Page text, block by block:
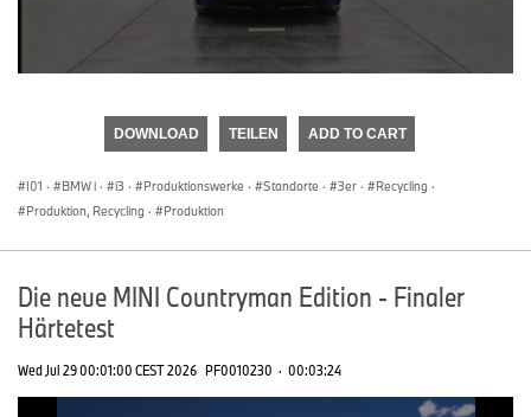
DOWNLOAD TEILEN ADD TO CART
I01 · BMW i · i3 · Produktionswerke · Standorte · 3er · Recycling ·
Produktion, Recycling · Produktion
Die neue MINI Countryman Edition - Finaler
Härtetest
Wed Jul 29 00:01:00 CEST 2026 PF0010230 · 00:03:24